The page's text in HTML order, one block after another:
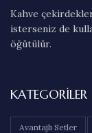
Kahve
isterseniz de
öğütülür.
KATEGORILER
Avantajlı Setler